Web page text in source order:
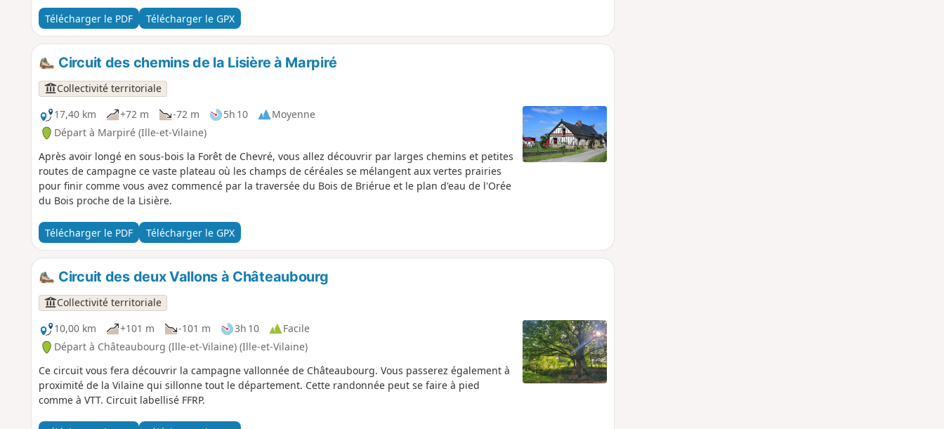
Télécharger le PDF Télécharger le GPX
Circuit des chemins de la Lisière à Marpiré
Collectivité territoriale
17,40 km
+72 m -72 m 5h 10
Moyenne
Départ à Marpiré (Ille-et-Vilaine)
Après avoir longé en sous-bois la Forêt de Chevré, vous allez découvrir par larges chemins et petites
routes de campagne ce vaste plateau où les champs de céréales se mélangent aux vertes prairies
pour finir comme vous avez commencé par la traversée du Bois de Briérue et le plan d'eau de l'Orée
du Bois proche de la Lisière.
Télécharger le PDF Télécharger le GPX
Circuit des deux Vallons à Châteaubourg
Collectivité territoriale
10,00 km
+101 m -101 m 3h 10
Facile
Départ à Châteaubourg (Ille-et-Vilaine) (Ille-et-Vilaine)
Ce circuit vous fera découvrir la campagne vallonnée de Châteaubourg. Vous passerez également à
proximité de la Vilaine qui sillonne tout le département. Cette randonnée peut se faire à pied
comme à VTT. Circuit labellisé FFRP.